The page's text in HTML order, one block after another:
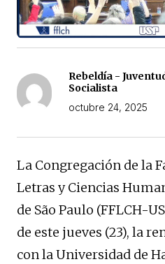
Rebeldía -
Socialista
octubre 24, 2025
La Congregación de la
Letras y Ciencias
de São Paulo (FFLCH-
de este jueves (23), la
con la Universidad de